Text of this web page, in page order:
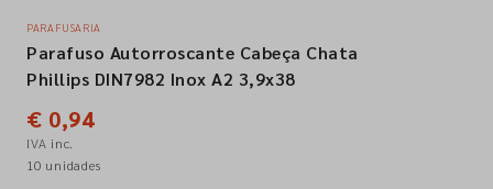
Siga-nos nas redes sociais
PARAFUSARIA
Parafuso Autorroscante Cabeça Chata
Phillips DIN7982 Inox A2 3,9x38
€ 0,94
IVA inc.
10 unidades